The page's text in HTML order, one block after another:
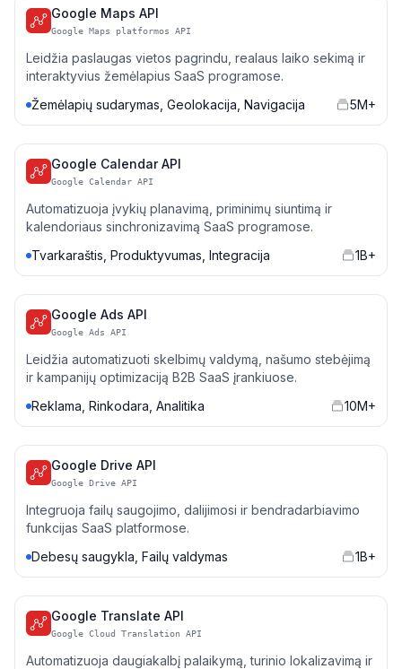
Google Maps API
Google Maps platformos API
Leidžia paslaugas vietos pagrindu, realaus laiko sekimą ir
interaktyvius žemėlapius SaaS programose.
Žemėlapių sudarymas, Geolokacija, Navigacija
5M+
Google Calendar API
Google Calendar API
Automatizuoja įvykių planavimą, priminimų siuntimą ir
kalendoriaus sinchronizavimą SaaS programose.
Tvarkaraštis, Produktyvumas, Integracija
1B+
Google Ads API
Google Ads API
Leidžia automatizuoti skelbimų valdymą, našumo stebėjimą
ir kampanijų optimizaciją B2B SaaS įrankiuose.
Reklama, Rinkodara, Analitika
10M+
Google Drive API
Google Drive API
Integruoja failų saugojimo, dalijimosi ir bendradarbiavimo
funkcijas SaaS platformose.
Debesų saugykla, Failų valdymas
1B+
Google Translate API
Google Cloud Translation API
Automatizuoja daugiakalbį palaikymą, turinio lokalizavimą ir